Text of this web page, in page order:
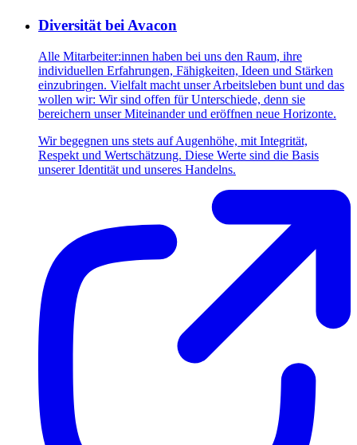
Diversität bei Avacon
Alle Mitarbeiter:innen haben bei uns den Raum, ihre
individuellen Erfahrungen, Fähigkeiten, Ideen und Stärken
einzubringen. Vielfalt macht unser Arbeitsleben bunt und das
wollen wir: Wir sind offen für Unterschiede, denn sie
bereichern unser Miteinander und eröffnen neue Horizonte.
Wir begegnen uns stets auf Augenhöhe, mit Integrität,
Respekt und Wertschätzung. Diese Werte sind die Basis
unserer Identität und unseres Handelns.